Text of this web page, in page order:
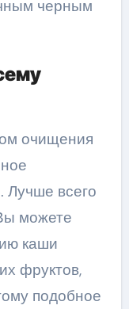
черным
очищения
Лучше всего
можете
каши
фруктов,
подобное